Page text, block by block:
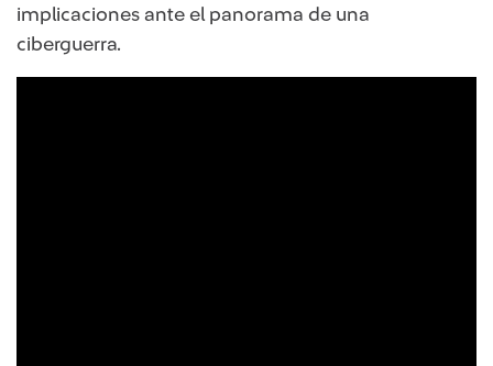
implicaciones ante el panorama de una
ciberguerra.